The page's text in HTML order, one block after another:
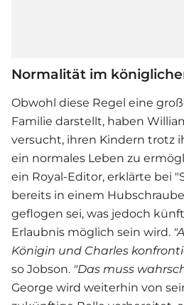
Normalität im
Obwohl diese Regel eine
Familie darstellt, haben
versucht, ihren Kindern trotz
ein normales Leben zu
ein Royal-Editor, erklärte bei
bereits in einem
geflogen sei, was jedoch
Erlaubnis möglich sein wird.
Königin und Charles
so Jobson. "Das muss
George wird weiterhin von